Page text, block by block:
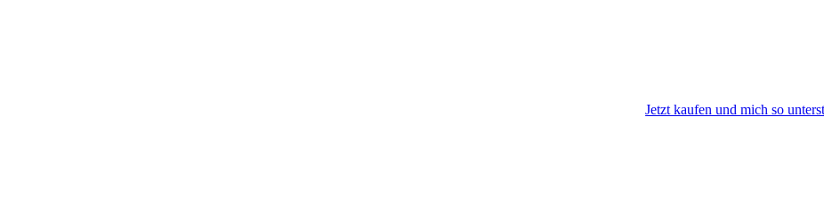
Jetzt kaufen und mich so